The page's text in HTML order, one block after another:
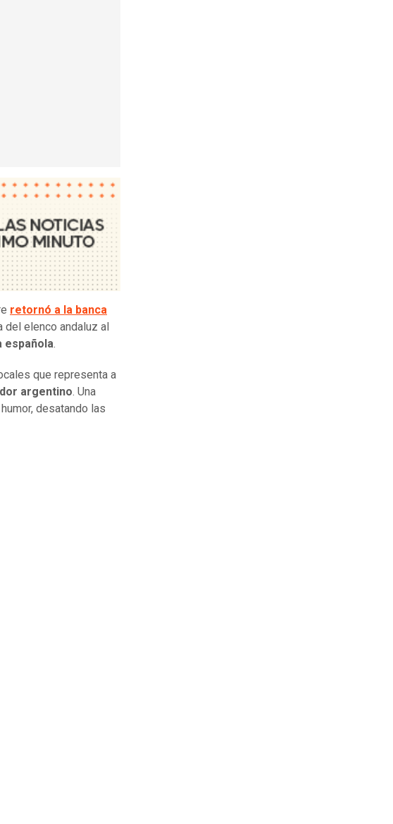
retornó a la banca
elenco andaluz al
española.
que representa a
argentino. Una
desatando las